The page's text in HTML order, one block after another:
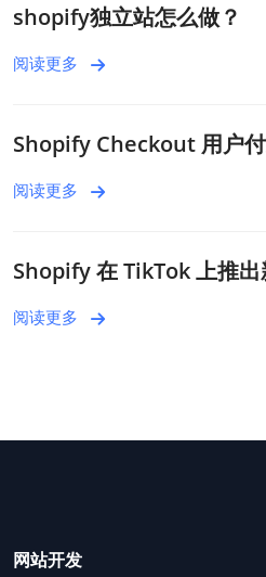
shopify独立站怎么做？
阅读更多
Shopify Checkout 用户
阅读更多
Shopify 在 TikTok 上推
阅读更多
网站开发